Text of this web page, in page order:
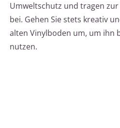
Umweltschutz und tragen
bei. Gehen Sie stets kreativ
alten Vinylboden um, um ihn
nutzen.